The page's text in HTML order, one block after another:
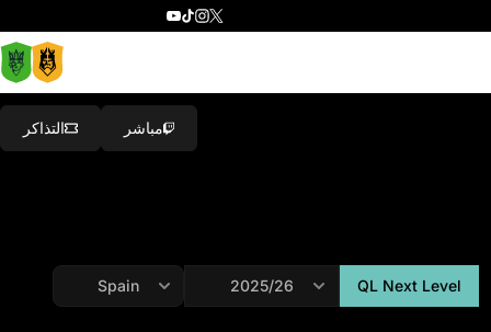
مباشر التذاكر
QL Next Level